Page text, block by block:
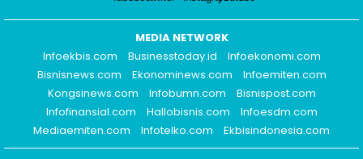
MEDIA NETWORK
Infoekbis.com
Businesstoday.id
Infoekonomi.com
Bisnisnews.com
Ekonominews.com
Infoemiten.com
Kongsinews.com
Infobumn.com
Bisnispost.com
Infofinansial.com
Hallobisnis.com
Infoesdm.com
Mediaemiten.com
Infotelko.com Ekbisindonesia.com